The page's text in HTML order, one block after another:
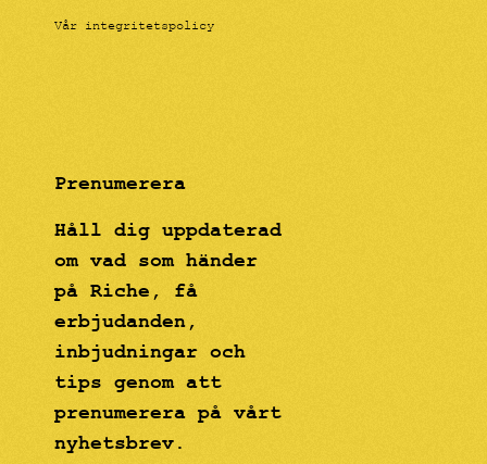
Vår integritetspolicy
Prenumerera
Håll dig uppdaterad
om vad som händer
på Riche, få
erbjudanden,
inbjudningar och
tips genom att
prenumerera på vårt
nyhetsbrev.